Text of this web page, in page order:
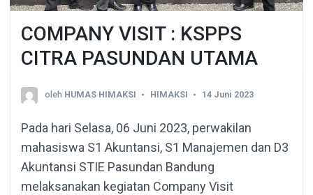
COMPANY VISIT : KSPPS
CITRA PASUNDAN UTAMA
oleh HUMAS HIMAKSI HIMAKSI 14 Juni 2023
Pada hari Selasa, 06 Juni 2023, perwakilan
mahasiswa S1 Akuntansi, S1 Manajemen dan D3
Akuntansi STIE Pasundan Bandung
melaksanakan kegiatan Company Visit